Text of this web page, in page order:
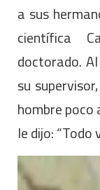
a sus
científica
doctorado.
su
hombre poco
le dijo: “Todo